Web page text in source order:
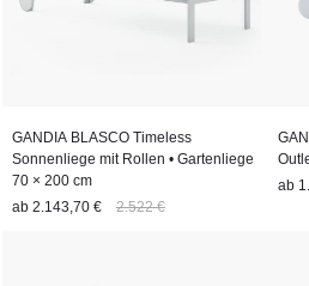
GANDIA BLASCO Timeless
Sonnenliege mit Rollen • Gartenliege
70 × 200 cm
ab 2.143,70 € 2.522 €
ab